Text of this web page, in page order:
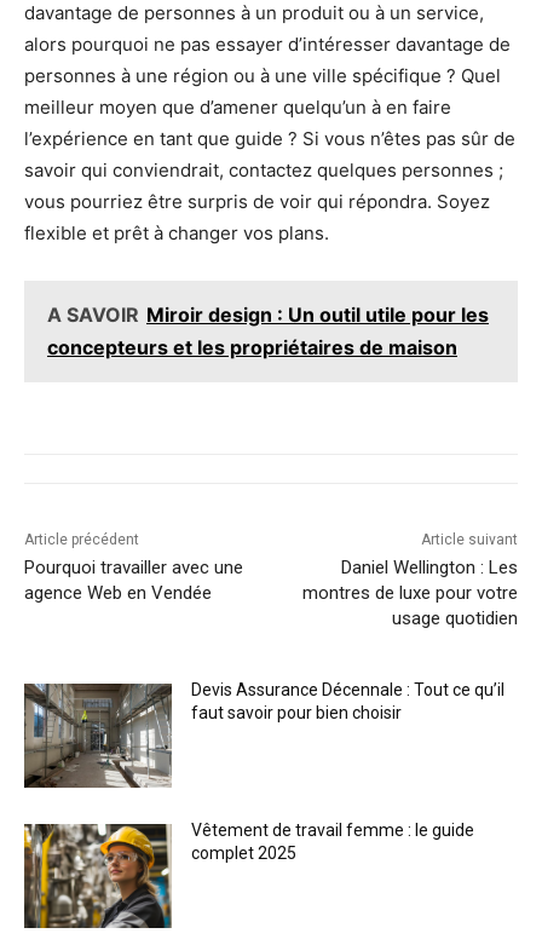
davantage de personnes à un produit ou à un service,
alors pourquoi ne pas essayer d’intéresser davantage de
personnes à une région ou à une ville spécifique ? Quel
meilleur moyen que d’amener quelqu’un à en faire
l’expérience en tant que guide ? Si vous n’êtes pas sûr de
savoir qui conviendrait, contactez quelques personnes ;
vous pourriez être surpris de voir qui répondra. Soyez
flexible et prêt à changer vos plans.
A SAVOIR Miroir design : Un outil utile pour les
concepteurs et les propriétaires de maison
Article précédent
Pourquoi travailler avec une
agence Web en Vendée
Article suivant
Daniel Wellington : Les
montres de luxe pour votre
usage quotidien
Devis Assurance Décennale : Tout ce qu’il
faut savoir pour bien choisir
Vêtement de travail femme : le guide
complet 2025